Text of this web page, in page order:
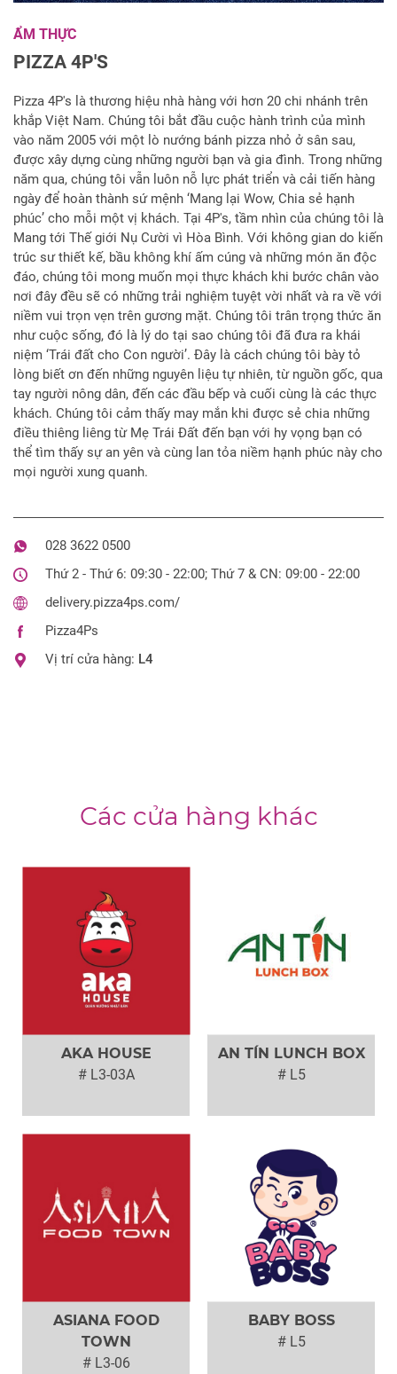
ẨM THỰC
PIZZA 4P'S
Pizza 4P's là thương hiệu nhà hàng với hơn 20 chi nhánh trên
khắp Việt Nam. Chúng tôi bắt đầu cuộc hành trình của mình
vào năm 2005 với một lò nướng bánh pizza nhỏ ở sân sau,
được xây dựng cùng những người bạn và gia đình. Trong những
năm qua, chúng tôi vẫn luôn nỗ lực phát triển và cải tiến hàng
ngày để hoàn thành sứ mệnh ‘Mang lại Wow, Chia sẻ hạnh
phúc’ cho mỗi một vị khách. Tại 4P's, tầm nhìn của chúng tôi là
Mang tới Thế giới Nụ Cười vì Hòa Bình. Với không gian do kiến
trúc sư thiết kế, bầu không khí ấm cúng và những món ăn độc
đáo, chúng tôi mong muốn mọi thực khách khi bước chân vào
nơi đây đều sẽ có những trải nghiệm tuyệt vời nhất và ra về với
niềm vui trọn vẹn trên gương mặt. Chúng tôi trân trọng thức ăn
như cuộc sống, đó là lý do tại sao chúng tôi đã đưa ra khái
niệm ‘Trái đất cho Con người’. Đây là cách chúng tôi bày tỏ
lòng biết ơn đến những nguyên liệu tự nhiên, từ nguồn gốc, qua
tay người nông dân, đến các đầu bếp và cuối cùng là các thực
khách. Chúng tôi cảm thấy may mắn khi được sẻ chia những
điều thiêng liêng từ Mẹ Trái Đất đến bạn với hy vọng bạn có
thể tìm thấy sự an yên và cùng lan tỏa niềm hạnh phúc này cho
mọi người xung quanh.
028 3622 0500
Thứ 2 - Thứ 6: 09:30 - 22:00; Thứ 7 & CN: 09:00 - 22:00
delivery.pizza4ps.com/
Pizza4Ps
Vị trí cửa hàng: L4
Các cửa hàng khác
AKA HOUSE
# L3-03A
AN TÍN LUNCH BOX
# L5
ASIANA FOOD
TOWN
# L3-06
BABY BOSS
# L5